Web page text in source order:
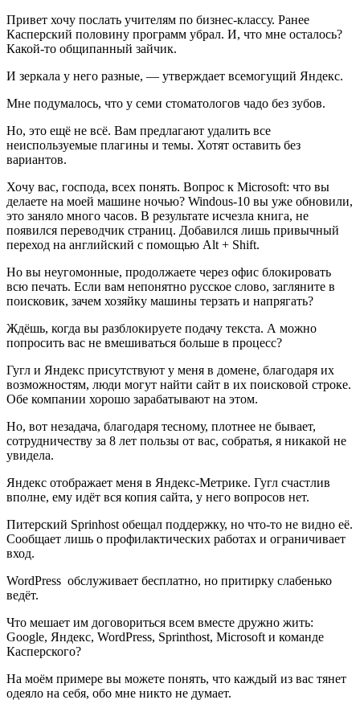
Привет хочу послать учителям по бизнес-классу. Ранее
Касперский половину программ убрал. И, что мне осталось?
Какой-то общипанный зайчик.
И зеркала у него разные, — утверждает всемогущий Яндекс.
Мне подумалось, что у семи стоматологов чадо без зубов.
Но, это ещё не всё. Вам предлагают удалить все
неиспользуемые плагины и темы. Хотят оставить без
вариантов.
Хочу вас, господа, всех понять. Вопрос к Microsoft: что вы
делаете на моей машине ночью? Windous-10 вы уже обновили,
это заняло много часов. В результате исчезла книга, не
появился переводчик страниц. Добавился лишь привычный
переход на английский с помощью Alt + Shift.
Но вы неугомонные, продолжаете через офис блокировать
всю печать. Если вам непонятно русское слово, загляните в
поисковик, зачем хозяйку машины терзать и напрягать?
Ждёшь, когда вы разблокируете подачу текста. А можно
попросить вас не вмешиваться больше в процесс?
Гугл и Яндекс присутствуют у меня в домене, благодаря их
возможностям, люди могут найти сайт в их поисковой строке.
Обе компании хорошо зарабатывают на этом.
Но, вот незадача, благодаря тесному, плотнее не бывает,
сотрудничеству за 8 лет пользы от вас, собратья, я никакой не
увидела.
Яндекс отображает меня в Яндекс-Метрике. Гугл счастлив
вполне, ему идёт вся копия сайта, у него вопросов нет.
Питерский Sprinhost обещал поддержку, но что-то не видно её.
Сообщает лишь о профилактических работах и ограничивает
вход.
WordPress обслуживает бесплатно, но притирку слабенько
ведёт.
Что мешает им договориться всем вместе дружно жить:
Google, Яндекс, WordPress, Sprinthost, Microsoft и команде
Касперского?
На моём примере вы можете понять, что каждый из вас тянет
одеяло на себя, обо мне никто не думает.